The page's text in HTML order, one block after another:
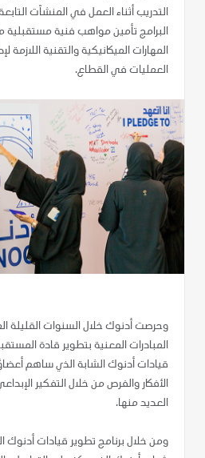
التدريب أثناء العمل في المنشآت
البرامج تأمين مواهب فنية
المهارات الميكانيكية والتقنية
العمليات في القطاع.
وحرصت أدنوك خلال السنوات القليلة
المبادرات المعنية بتطوير قادة
قيادات أدنوك الشابة الذي ساهم
الأفكار والفرص من خلال التفكير
العديد منها.
ومن خلال برنامج تطوير قيادات